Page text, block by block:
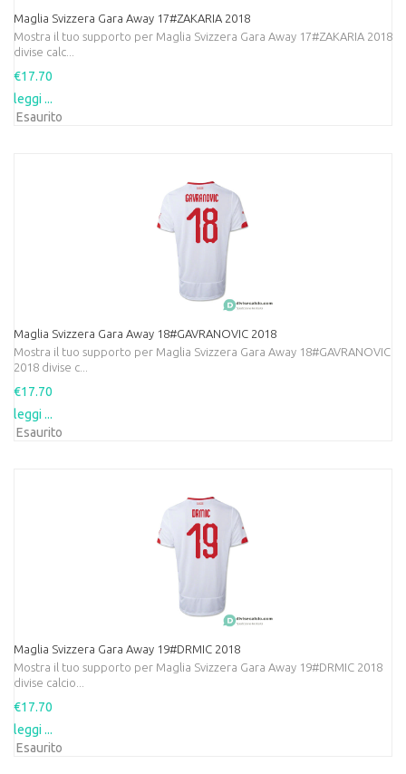
Maglia Svizzera Gara Away 17#ZAKARIA 2018
Mostra il tuo supporto per Maglia Svizzera Gara Away 17#ZAKARIA 2018
divise calc...
€17.70
leggi ...
Esaurito
Maglia Svizzera Gara Away 18#GAVRANOVIC 2018
Mostra il tuo supporto per Maglia Svizzera Gara Away 18#GAVRANOVIC
2018 divise c...
€17.70
leggi ...
Esaurito
Maglia Svizzera Gara Away 19#DRMIC 2018
Mostra il tuo supporto per Maglia Svizzera Gara Away 19#DRMIC 2018
divise calcio...
€17.70
leggi ...
Esaurito